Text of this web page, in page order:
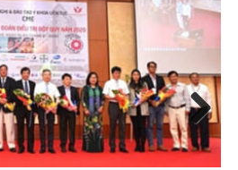
Next